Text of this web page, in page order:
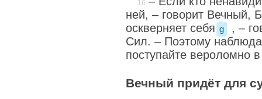
ней, – говорит Вечный,
оскверняет себя g
, –
Сил. – Поэтому
поступайте вероломно
Вечный придёт для